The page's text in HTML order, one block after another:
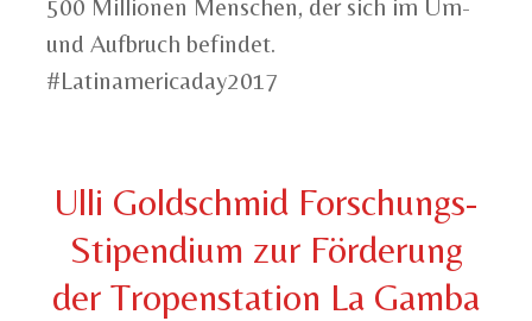
500 Millionen Menschen, der sich im Um-
und Aufbruch befindet.
#Latinamericaday2017
Ulli Goldschmid Forschungs-
Stipendium zur Förderung
der Tropenstation La Gamba